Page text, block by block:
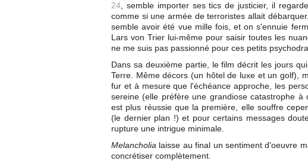
24 , semble importer ses tics de justicier, il
comme si une armée de terroristes allait
semble avoir été vue mille fois, et on s'ennuie
Lars von Trier lui-même pour saisir toutes les
ne me suis pas passionné pour ces petits
Dans sa deuxième partie, le film décrit les jours
Terre. Même décors (un hôtel de luxe et un golf),
fur et à mesure que l'échéance approche, les
sereine (elle préfère une grandiose catastrophe
est plus réussie que la première, elle souffre
(le dernier plan !) et pour certains messages
rupture une intrigue minimale.
Melancholia laisse au final un sentiment d'oeuvre
concrétiser complètement.